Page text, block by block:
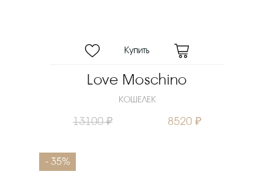
Love Moschino
КОШЕЛЕК
13100 ₽ 8520 ₽
- 35%